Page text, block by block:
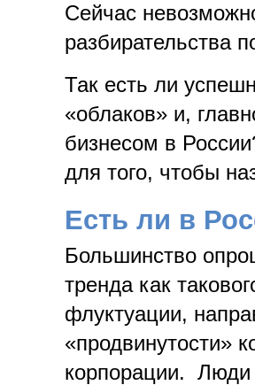
Сейчас
разбирательства
Так есть ли
«облаков» и,
бизнесом в
для того, чтобы
Есть ли в
Большинство
тренда как
флуктуации,
«продвинутости»
корпорации.